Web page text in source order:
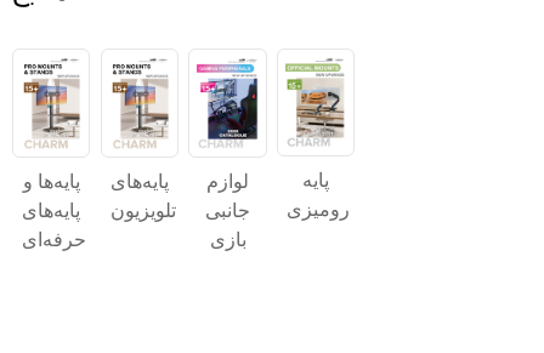
پایه‌ها و
پایه‌های
حرفه‌ای
پایه‌های
تلویزیون
لوازم
جانبی
بازی
پایه
رومیزی